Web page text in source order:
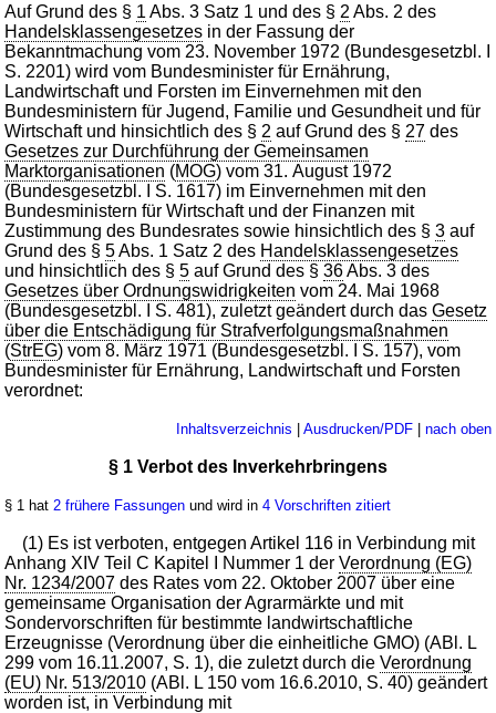
Auf Grund des § 1 Abs. 3 Satz 1 und des § 2 Abs. 2 des
Handelsklassengesetzes in der Fassung der
Bekanntmachung vom 23. November 1972 (Bundesgesetzbl. I
S. 2201) wird vom Bundesminister für Ernährung,
Landwirtschaft und Forsten im Einvernehmen mit den
Bundesministern für Jugend, Familie und Gesundheit und für
Wirtschaft und hinsichtlich des § 2 auf Grund des § 27 des
Gesetzes zur Durchführung der Gemeinsamen
Marktorganisationen (MOG) vom 31. August 1972
(Bundesgesetzbl. I S. 1617) im Einvernehmen mit den
Bundesministern für Wirtschaft und der Finanzen mit
Zustimmung des Bundesrates sowie hinsichtlich des §3 auf
Grund des §5Abs. 1 Satz 2 des Handelsklassengesetzes
und hinsichtlich des §5 auf Grund des §36Abs. 3 des
Gesetzes über Ordnungswidrigkeiten vom 24. Mai 1968
(Bundesgesetzbl. I S. 481), zuletzt geändert durch dasGesetz
über die Entschädigung für Strafverfolgungsmaßnahmen
(StrEG) vom 8. März 1971 (Bundesgesetzbl. I S. 157), vom
Bundesminister für Ernährung, Landwirtschaft und Forsten
verordnet:
Inhaltsverzeichnis | Ausdrucken/PDF| nach oben
§ 1 Verbot des Inverkehrbringens
§ 1 hat 2 frühere Fassungen und wird in4 Vorschriften zitiert
(1) Es ist verboten, entgegen Artikel 116 in Verbindung mit
Anhang XIV Teil C Kapitel I Nummer 1 derVerordnung (EG)
Nr. 1234/2007 des Rates vom 22. Oktober 2007 über eine
gemeinsame Organisation der Agrarmärkte und mit
Sondervorschriften für bestimmte landwirtschaftliche
Erzeugnisse (Verordnung über die einheitliche GMO) (ABl. L
299 vom 16.11.2007, S. 1), die zuletzt durch dieVerordnung
(EU) Nr. 513/2010 (ABl. L 150 vom 16.6.2010, S. 40) geändert
worden ist, in Verbindung mit